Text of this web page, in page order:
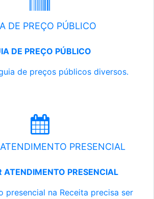
DE PREÇO PÚBLICO
DE PREÇO PÚBLICO
de preços públicos diversos.
PRESENCIAL
ATENDIMENTO PRESENCIAL
presencial na Receita precisa ser